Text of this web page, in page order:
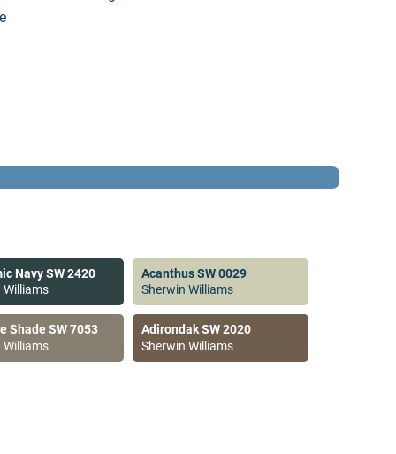
Navy SW 2420
Williams
Acanthus SW 0029
Sherwin Williams
Shade SW 7053
Williams
Adirondak SW 2020
Sherwin Williams